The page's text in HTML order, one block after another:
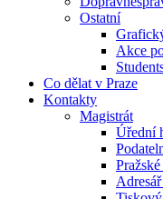
Ostatní
Akce
Co dělat v Praze
Kontakty
Magistrát
Úřední